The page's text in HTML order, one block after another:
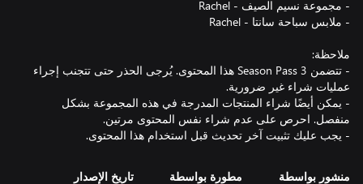
- تتضمن Season Pass 3 هذا المحتوى. يُرجى الحذر حتى تتجنب إجراء
- يمكن أيضًا شراء المنتجات المدرجة في هذه المجموعة بشكل
- يجب عليك تثبيت آخر تحديث قبل استخدام هذا المحتوى.
منشور بواسطة مطورة بواسطة تاريخ الإصدار